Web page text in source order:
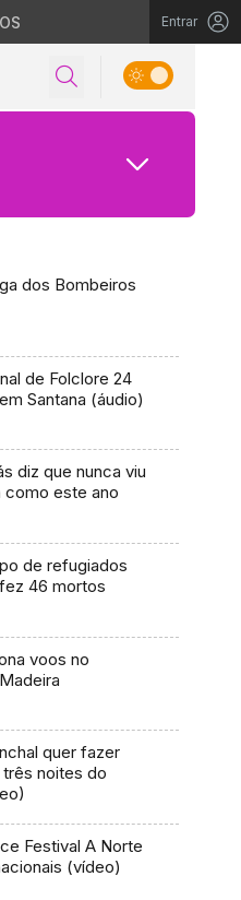
Entrar
dos Bombeiros
de Folclore 24
Santana (áudio)
diz que nunca viu
como este ano
de refugiados
46 mortos
voos no
quer fazer
três noites do
Festival A Norte
(vídeo)